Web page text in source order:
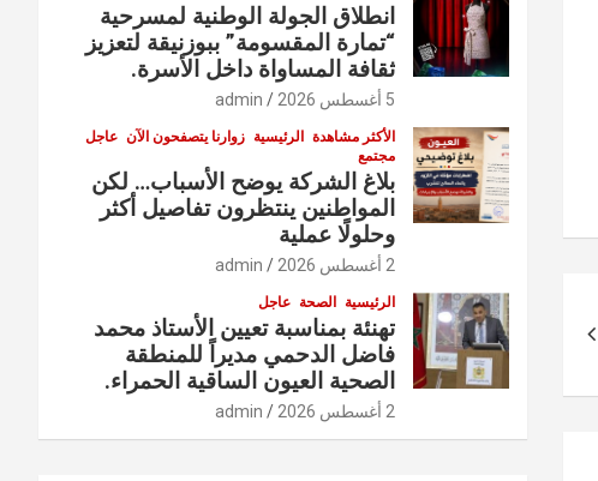
انطلاق الجولة الوطنية لمسرحية
“تمارة المقسومة” ببوزنيقة لتعزيز
ثقافة المساواة داخل الأسرة.
5 أغسطس 2026 admin
الأكثر مشاهدة الرئيسية زوارنا يتصفحون الآن عاجل
مجتمع
بلاغ الشركة يوضح الأسباب… لكن
المواطنين ينتظرون تفاصيل أكثر
وحلولًا عملية
2 أغسطس 2026 admin
الرئيسية الصحة عاجل
تهنئة بمناسبة تعيين الأستاذ محمد
فاضل الدحمي مديراً للمنطقة
الصحية العيون الساقية الحمراء.
2 أغسطس 2026 admin